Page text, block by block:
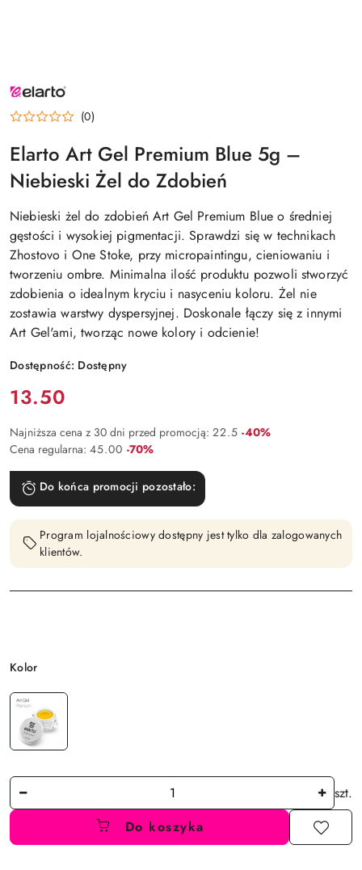
NAZWA
PRODUCENTA:
ELARTO (0)
Elarto Art Gel Premium Blue 5g –
Niebieski Żel do Zdobień
Niebieski żel do zdobień Art Gel Premium Blue o średniej
gęstości i wysokiej pigmentacji. Sprawdzi się w technikach
Zhostovo i One Stoke, przy micropaintingu, cieniowaniu i
tworzeniu ombre. Minimalna ilość produktu pozwoli stworzyć
zdobienia o idealnym kryciu i nasyceniu koloru. Żel nie
zostawia warstwy dyspersyjnej. Doskonale łączy się z innymi
Art Gel'ami, tworząc nowe kolory i odcienie!
Dostępność: Dostępny
Cena:
13.50
Najniższa cena z 30 dni przed promocją: 22.5 Rabat:
-40%
Cena regularna: 45.00 Rabat:
-70%
Do końca promocji pozostało:
Program lojalnościowy dostępny jest tylko dla zalogowanych
klientów.
Wariant
Kolor
Ilość
szt.
Do koszyka